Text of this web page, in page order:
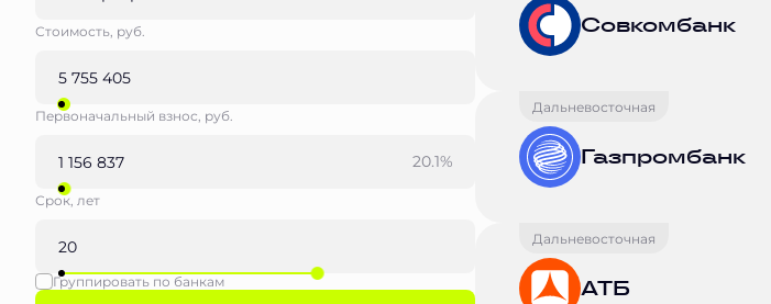
Стоимость, руб.
Первоначальный взнос, руб.
20.1%
Срок, лет
Группировать по банкам
Совкомбанк
Дальневосточная
Газпромбанк
Дальневосточная
АТБ